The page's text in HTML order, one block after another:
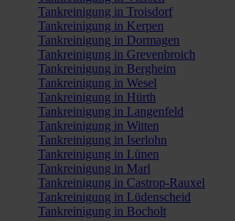
Tankreinigung in Troisdorf
Tankreinigung in Kerpen
Tankreinigung in Dormagen
Tankreinigung in Grevenbroich
Tankreinigung in Bergheim
Tankreinigung in Wesel
Tankreinigung in Hürth
Tankreinigung in Langenfeld
Tankreinigung in Witten
Tankreinigung in Iserlohn
Tankreinigung in Lünen
Tankreinigung in Marl
Tankreinigung in Castrop-Rauxel
Tankreinigung in Lüdenscheid
Tankreinigung in Bocholt